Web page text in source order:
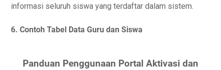
informasi seluruh siswa yang terdaftar dalam sistem.
6. Contoh Tabel Data Guru dan Siswa
Panduan Penggunaan Portal Aktivasi dan